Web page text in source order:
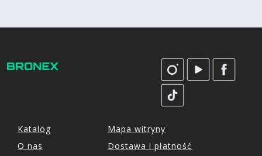
Katalog
O nas
Mapa witryny
Dostawa i płatność